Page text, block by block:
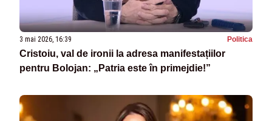
3 mai 2026, 16:39 Politica
Cristoiu, val de ironii la adresa manifestațiilor
pentru Bolojan: „Patria este în primejdie!”